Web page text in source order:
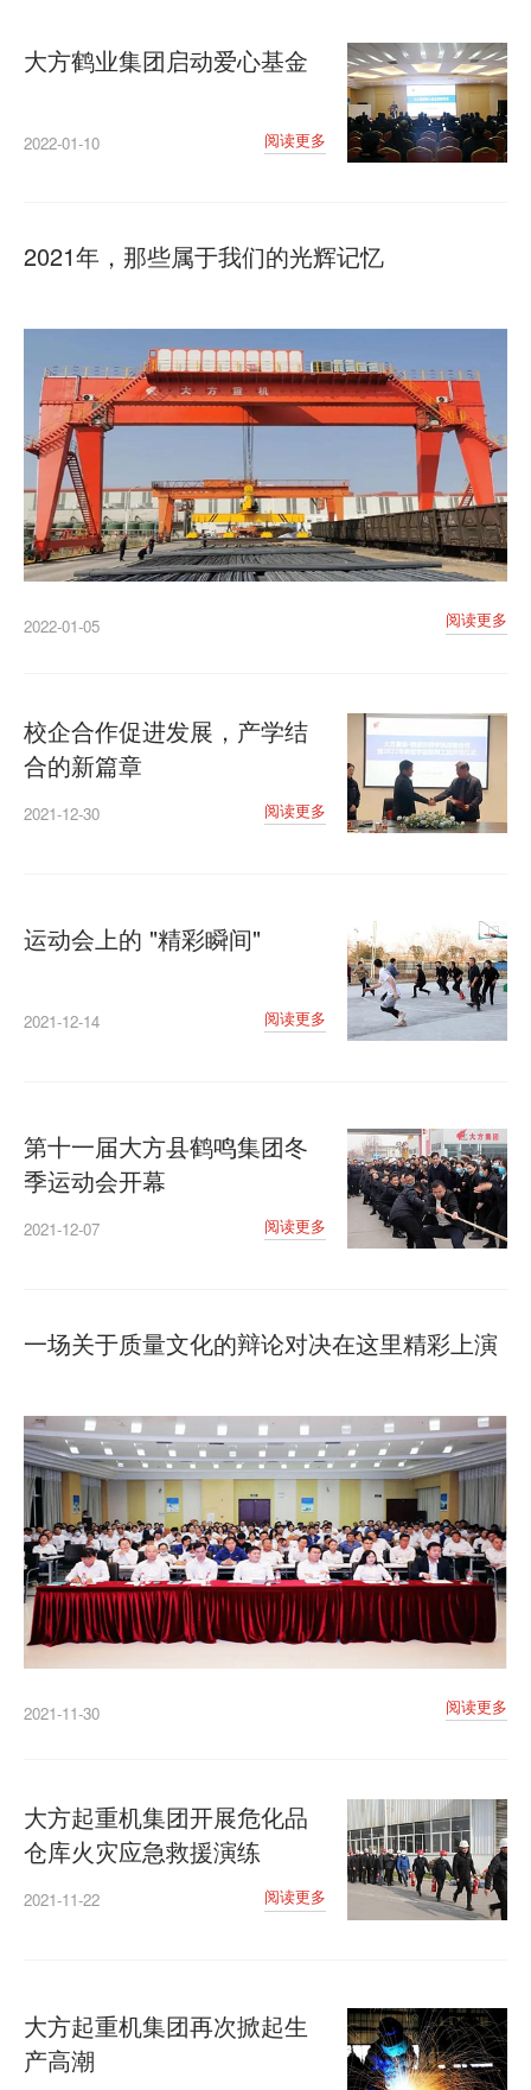
大方鹤业集团启动爱心基金
2022-01-10 阅读更多
2021年，那些属于我们的光辉记忆
2022-01-05 阅读更多
校企合作促进发展，产学结
合的新篇章
2021-12-30 阅读更多
运动会上的 "精彩瞬间"
2021-12-14 阅读更多
第十一届大方县鹤鸣集团冬
季运动会开幕
2021-12-07 阅读更多
一场关于质量文化的辩论对决在这里精彩上演
2021-11-30 阅读更多
大方起重机集团开展危化品
仓库火灾应急救援演练
2021-11-22 阅读更多
大方起重机集团再次掀起生
产高潮